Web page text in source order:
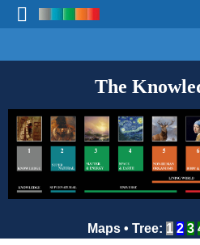
The
Maps • Tree: 1 2 3